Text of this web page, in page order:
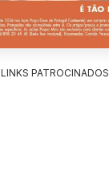
LINKS PATROCINADOS